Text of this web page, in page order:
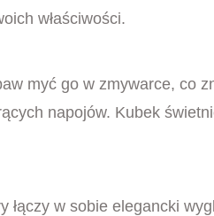
właściwości.
myć go w zmywarce, co
napojów. Kubek
łączy w sobie elegancki